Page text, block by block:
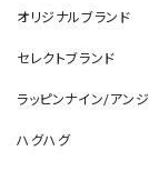
オリジナルブランド
セレクトブランド
ラッピンナイン/アン
ハグハグ